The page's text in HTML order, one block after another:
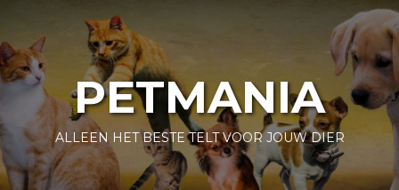
content
PETMANIA
ALLEEN HET BESTE TELT VOOR JOUW DIER